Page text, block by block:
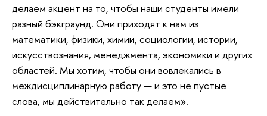
делаем акцент на то, чтобы наши студенты имели
разный бэкграунд. Они приходят к нам из
математики, физики, химии, социологии, истории,
искусствознания, менеджмента, экономики и других
областей. Мы хотим, чтобы они вовлекались в
междисциплинарную работу — и это не пустые
слова, мы действительно так делаем».